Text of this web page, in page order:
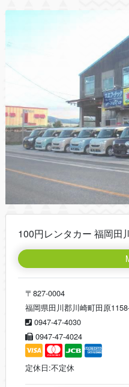
100円レンタカー 福岡田
〒827-0004
福岡県田川郡川崎町田原
0947-47-4030
0947-47-4024
定休日:不定休